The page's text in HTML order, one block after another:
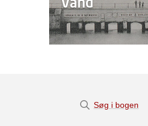
Søg i bogen